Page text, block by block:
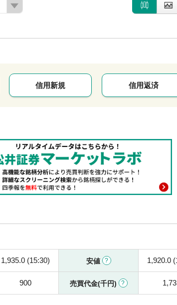
信用新規 信用返済
1,935.0 (15:30) 安値 1,920.0
900 売買代金(千円)